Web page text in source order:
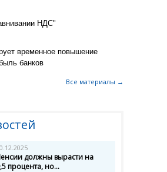
НДС"
временное повышение
банков
Все материалы →
должны вырасти на
процента, но...